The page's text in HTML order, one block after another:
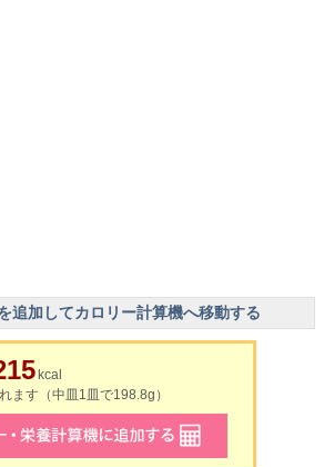
追加してカロリー計算機へ移動する
kcal
ます（中皿1皿で198.8g）